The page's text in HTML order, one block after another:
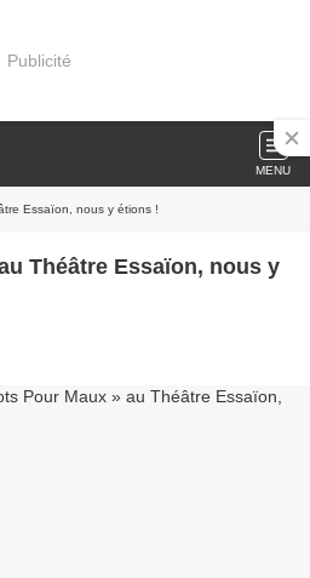
Publicité
MENU
Essaïon, nous y étions !
Théâtre Essaïon, nous y